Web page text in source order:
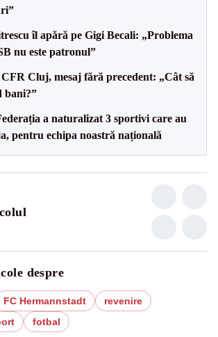
îl apără pe Gigi Becali: „Problema
nu este patronul”
Cluj, mesaj fără precedent: „Cât să
bani?”
a naturalizat 3 sportivi care au
pentru echipa noastră națională
despre
FC Hermannstadt
revenire
fotbal